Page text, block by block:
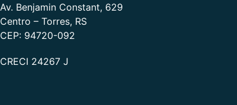
Av. Benjamin Constant, 629
Centro – Torres, RS
CEP: 94720-092
CRECI 24267 J